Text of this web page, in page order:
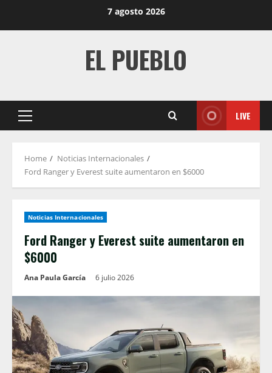
7 agosto 2026
EL PUEBLO
Primary
LIVE
Home
Noticias Internacionales
Ford Ranger y Everest suite aumentaron en $6000
Noticias Internacionales
Ford Ranger y Everest suite aumentaron en
$6000
Ana Paula García 6 julio 2026